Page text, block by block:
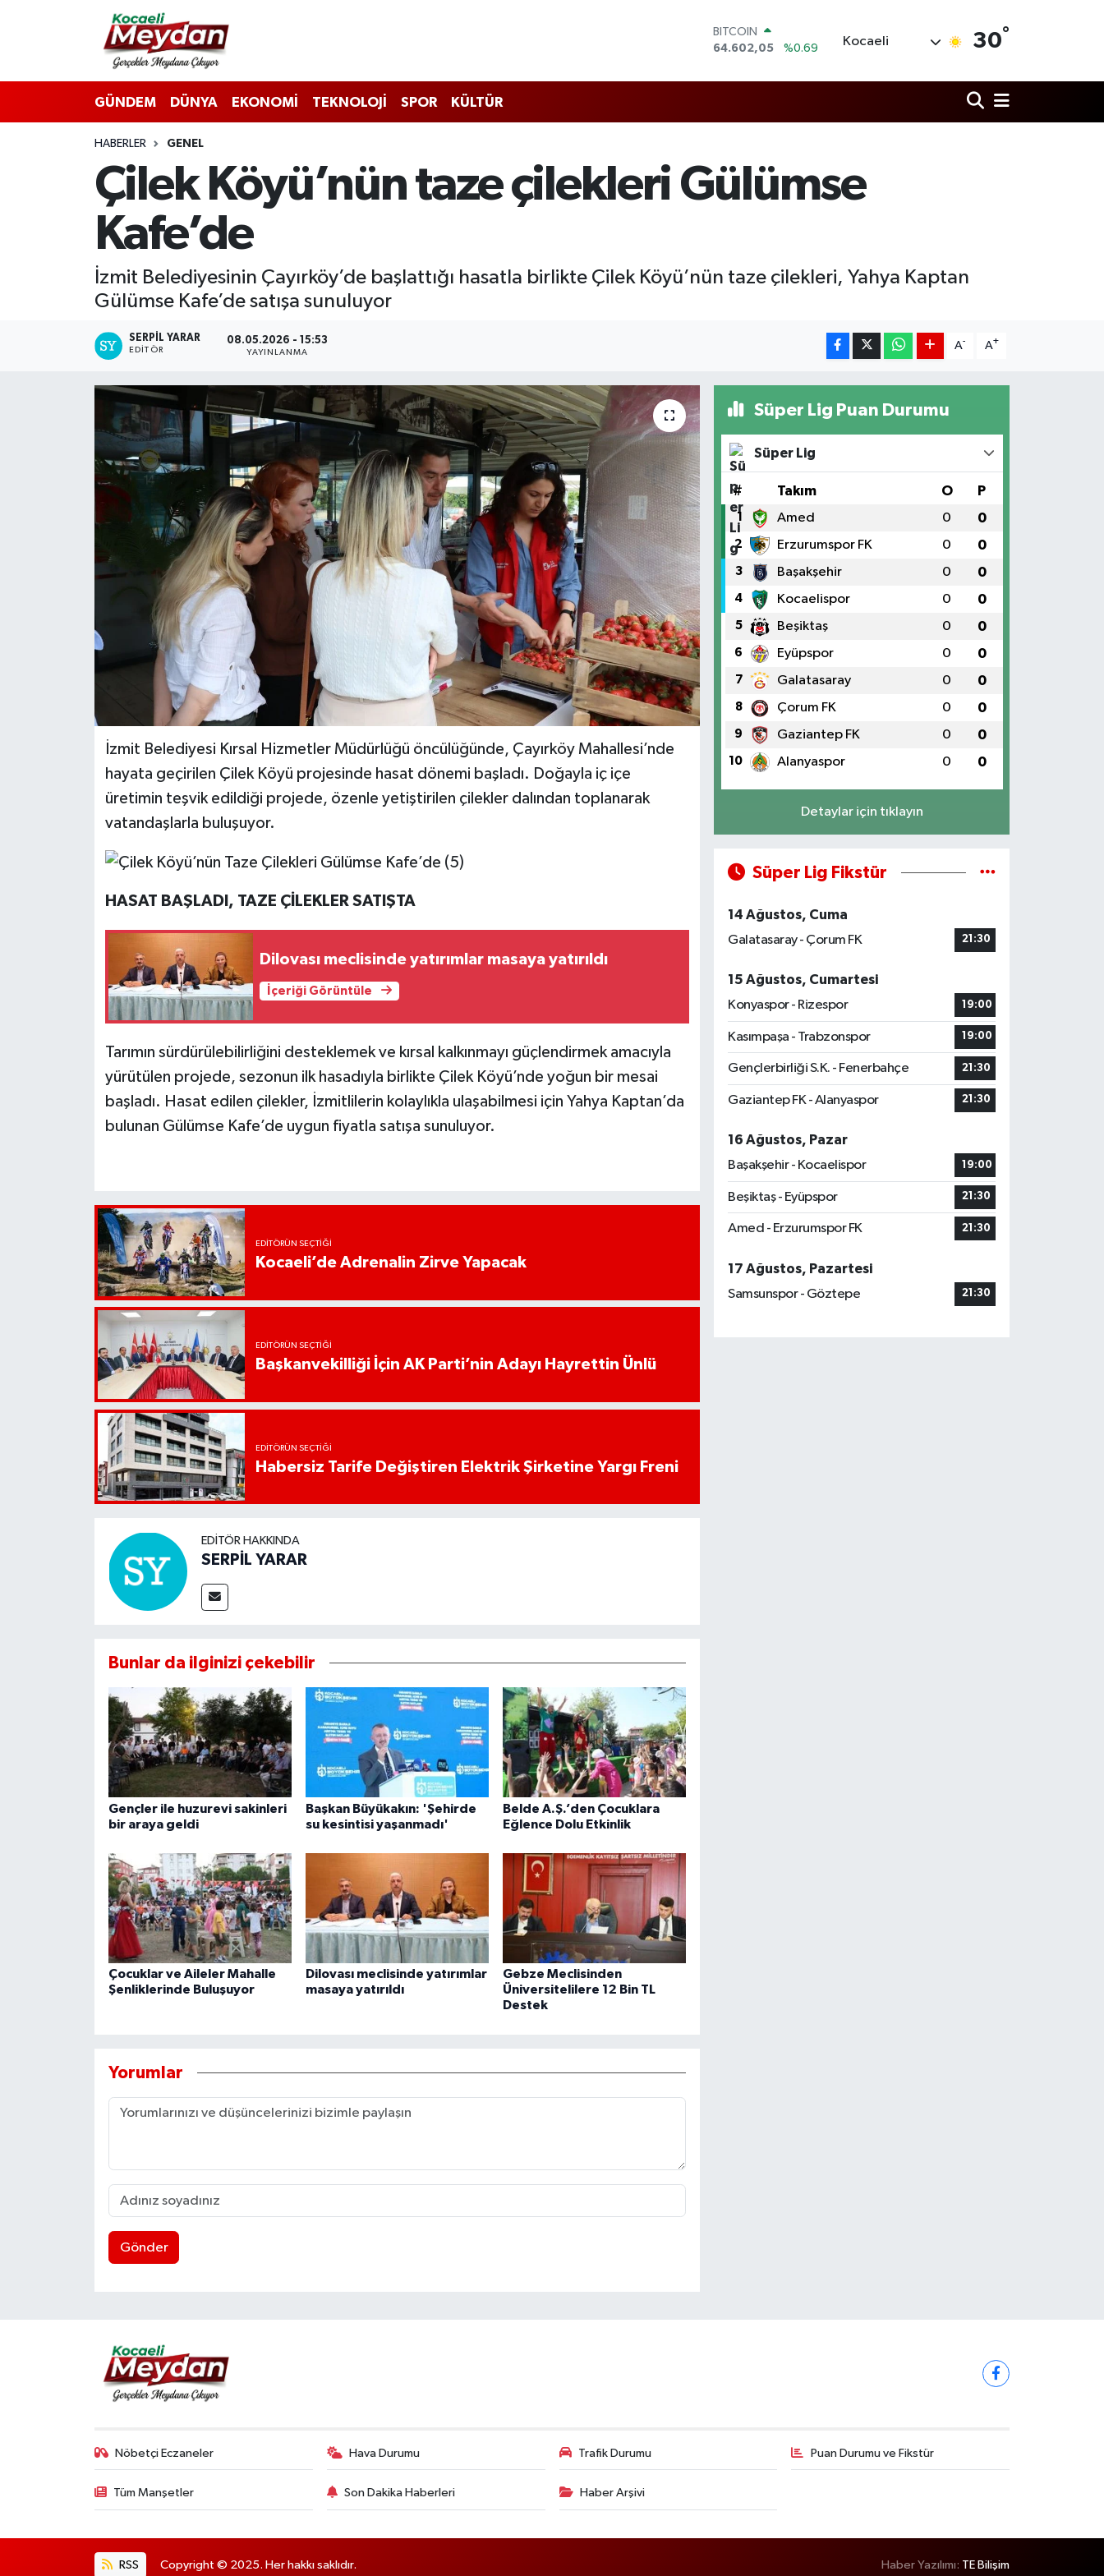
BITCOIN
64.602,05
%0.69
47,5986
%0.06
GRAM ALTIN
6518.23
%0.39
BİST100
Kocaeli 30°
GÜNDEM DÜNYA EKONOMİ TEKNOLOJİ SPOR KÜLTÜR
HABERLER GENEL
Çilek Köyü’nün taze çilekleri Gülümse
Kafe’de
İzmit Belediyesinin Çayırköy’de başlattığı hasatla birlikte Çilek Köyü’nün taze çilekleri, Yahya Kaptan
Gülümse Kafe’de satışa sunuluyor
SERPİL YARAR
EDITÖR
08.05.2026 - 15:53
YAYINLANMA
A- A+
İzmit Belediyesi Kırsal Hizmetler Müdürlüğü öncülüğünde, Çayırköy Mahallesi’nde
hayata geçirilen Çilek Köyü projesinde hasat dönemi başladı. Doğayla iç içe
üretimin teşvik edildiği projede, özenle yetiştirilen çilekler dalından toplanarak
vatandaşlarla buluşuyor.
HASAT BAŞLADI, TAZE ÇİLEKLER SATIŞTA
Dilovası meclisinde yatırımlar masaya yatırıldı
İçeriği Görüntüle
Tarımın sürdürülebilirliğini desteklemek ve kırsal kalkınmayı güçlendirmek amacıyla
yürütülen projede, sezonun ilk hasadıyla birlikte Çilek Köyü’nde yoğun bir mesai
başladı. Hasat edilen çilekler, İzmitlilerin kolaylıkla ulaşabilmesi için Yahya Kaptan’da
bulunan Gülümse Kafe’de uygun fiyatla satışa sunuluyor.
EDITÖRÜN SEÇTIĞI
Kocaeli’de Adrenalin Zirve Yapacak
EDITÖRÜN SEÇTIĞI
Başkanvekilliği İçin AK Parti’nin Adayı Hayrettin Ünlü
EDITÖRÜN SEÇTIĞI
Habersiz Tarife Değiştiren Elektrik Şirketine Yargı Freni
EDITÖR HAKKINDA
SERPİL YARAR
Bunlar da ilginizi çekebilir
Gençler ile huzurevi sakinleri
bir araya geldi
Başkan Büyükakın: 'Şehirde
su kesintisi yaşanmadı'
Belde A.Ş.’den Çocuklara
Eğlence Dolu Etkinlik
Çocuklar ve Aileler Mahalle
Şenliklerinde Buluşuyor
Dilovası meclisinde yatırımlar
masaya yatırıldı
Gebze Meclisinden
Üniversitelilere 12 Bin TL
Destek
Yorumlar
Gönder
Süper Lig Puan Durumu
Süper Lig
# Takım O P
1 Amed 0 0
2 Erzurumspor FK 0 0
3 Başakşehir 0 0
4 Kocaelispor 0 0
5 Beşiktaş 0 0
6 Eyüpspor 0 0
7 Galatasaray 0 0
8 Çorum FK 0 0
9 Gaziantep FK 0 0
10 Alanyaspor 0 0
Detaylar için tıklayın
Süper Lig Fikstür
14 Ağustos, Cuma
Galatasaray - Çorum FK
21:30
15 Ağustos, Cumartesi
Konyaspor - Rizespor
19:00
Kasımpaşa - Trabzonspor 19:00
Gençlerbirliği S.K. - Fenerbahçe 21:30
Gaziantep FK - Alanyaspor 21:30
16 Ağustos, Pazar
Başakşehir - Kocaelispor
19:00
Beşiktaş - Eyüpspor 21:30
Amed - Erzurumspor FK 21:30
17 Ağustos, Pazartesi
Samsunspor - Göztepe
21:30
Nöbetçi Eczaneler Hava Durumu Trafik Durumu Puan Durumu ve Fikstür
Tüm Manşetler Son Dakika Haberleri Haber Arşivi
RSS Copyright © 2025. Her hakkı saklıdır. Haber Yazılımı: TE Bilişim
Nöbetçi Eczaneler
Hava Durumu
Trafik Durumu
Süper Lig Puan Durumu ve Fikstür
Tüm Manşetler
Son Dakika Haberleri